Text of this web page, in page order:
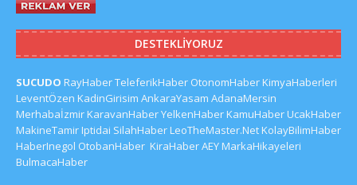
DESTEKLIYORUZ
SUCUDO RayHaberTeleferikHaber OtonomHaberKimyaHaberleri
LeventÖzen KadinGirisim AnkaraYasam AdanaMersin
MerhabaİzmirKaravanHaberYelkenHaberKamuHaberUcakHaber
MakineTamirIptidai SilahHaberLeoTheMaster.NetKolayBilimHaber
HaberInegol OtobanHaber KiraHaberAEYMarkaHikayeleri
BulmacaHaber